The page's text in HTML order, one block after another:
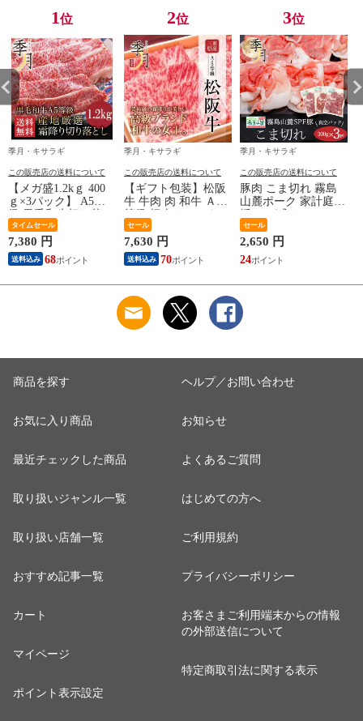
1位
季月・キサラギ
この販売店の送料について
【メガ盛1.2kｇ 400
ｇ×3パック】 A5等
級 黒毛和牛切り落と
し すき焼き 焼きし
ゃぶ 送料無料 肉 牛
肉 和牛 お取り寄せ
グルメ 大容量 〈※
タイムセール
7,380 円
送料込み 68
2位
季月・キサラギ
この販売店の送料について
【ギフト包装】松阪
牛 牛肉 肉 和牛 Ａ５
等級 極上クラシタロ
ーススライス 500g
250ｇ×2パックでお
届け お取り寄せ グ
ルメ ギフト 〈※北
セール
7,630 円
送料込み 70
3位
季月・キサラギ
この販売店の送料について
豚肉 こま切れ 霧島
山麓ポーク 家計庭応
援 メガ盛り 900ｇ
300g×3パック 〈※北
海道・沖縄：追加送
料必要※〉
セール
2,650 円
24
商品を探す
お気に入り商品
最近チェックした商品
取り扱いジャンル一覧
取り扱い店舗一覧
おすすめ記事一覧
カート
マイページ
ポイント表示設定
ヘルプ／お問い合わせ
お知らせ
よくあるご質問
はじめての方へ
ご利用規約
プライバシーポリシー
お客さまご利用端末からの情報
の外部送信について
特定商取引法に関する表示